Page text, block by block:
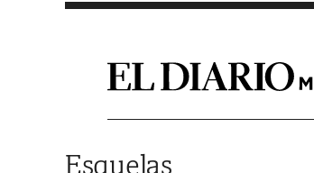
Esquelas